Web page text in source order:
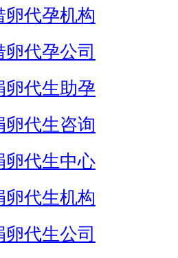
卵代孕机构
卵代孕公司
卵代生助孕
卵代生咨询
卵代生中心
卵代生机构
卵代生公司